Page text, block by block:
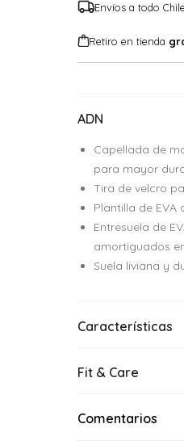
Envíos a todo Chile
Retiro en tienda
ADN
Capellada de
para mayor
Tira de velcro
Plantilla de
Entresuela de
amortiguados
Suela liviana y
Características
Fit & Care
Comentarios